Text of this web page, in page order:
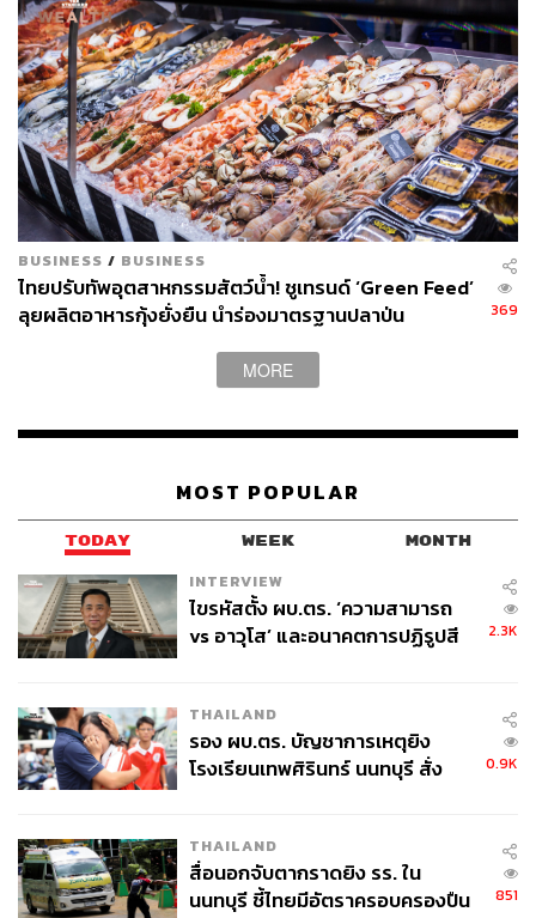
CAKE มอเตอร์ไซค์ไฟฟ้าหลักแสน เช่าได้ในราคาหลักร้อย
สังคม รถสองล้อเกรดพรีเมียม ขับเคลื่อนด้วยไฟฟ้า ไม่ปล่อย
มลพิษทั้งกลิ่นและเสียง แถมยังทิ้ง Carbon Footprint ในการ
ผลิตน้อยกว่าโทรทัศน์ 43 นิ้วเครื่องเดียวเสียอีก
BUSINESS / BUSINESS
ไทยปรับทัพอุตสาหกรรมสัตว์น้ำ! ชูเทรนด์ ‘Green Feed’
ลุยผลิตอาหารกุ้งยั่งยืน นำร่องมาตรฐานปลาป่น
369
MORE
MOST POPULAR
TODAY WEEK MONTH
INTERVIEW
ไขรหัสตั้ง ผบ.ตร. ‘ความสามารถ
vs อาวุโส’ และอนาคตการปฏิรูปสี
2.3K
THAILAND
รอง ผบ.ตร. บัญชาการเหตุยิง
โรงเรียนเทพศิรินทร์ นนทบุรี สั่ง
0.9K
THAILAND
สื่อนอกจับตากราดยิง รร. ใน
นนทบุรี ชี้ไทยมีอัตราครอบครองปืน
851